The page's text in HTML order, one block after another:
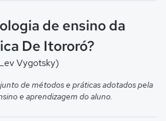
de ensino da
De Itororó?
Vygotsky)
de métodos e práticas adotados pela
e aprendizagem do aluno.